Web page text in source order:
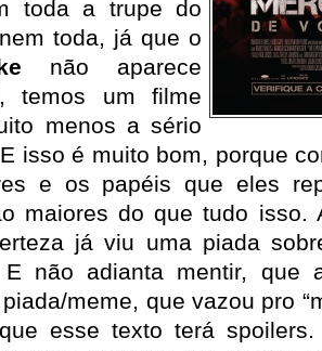
toda a trupe do
toda, já que o
não aparece
temos um filme
menos a sério
isso é muito bom, porque
e os papéis que eles
maiores do que tudo isso.
já viu uma piada
não adianta mentir, que
meme, que vazou pro
esse texto terá